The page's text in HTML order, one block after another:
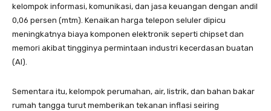
kelompok informasi, komunikasi, dan jasa keuangan dengan andil
0,06 persen (mtm). Kenaikan harga telepon seluler dipicu
meningkatnya biaya komponen elektronik seperti chipset dan
memori akibat tingginya permintaan industri kecerdasan buatan
(AI).
Sementara itu, kelompok perumahan, air, listrik, dan bahan bakar
rumah tangga turut memberikan tekanan inflasi seiring